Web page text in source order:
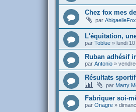
Chez fox mes
par AbigaelleFox
L'équitation,
par Toblue » lundi
Ruban adhésif
par Antonio »
Résultats
par Marty
Fabriquer soi-
par Onagre »